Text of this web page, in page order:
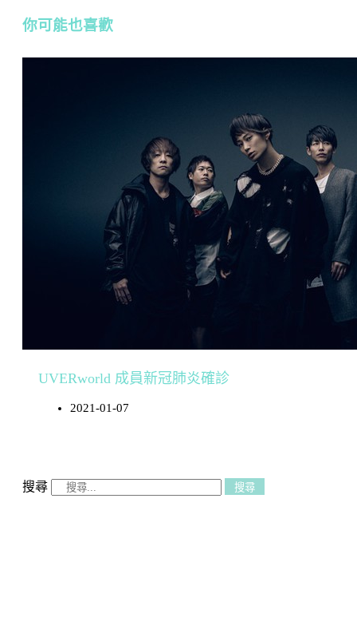
你可能也喜歡
UVERworld 成員新冠肺炎確診
2021-01-07
搜尋 搜尋